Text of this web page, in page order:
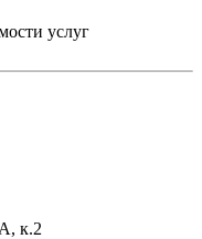
услуг
к.2